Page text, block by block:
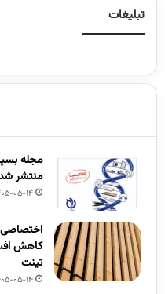
تبلیغات
منتشر
05-14
اختصاصی
کاهش
تینت
05-14